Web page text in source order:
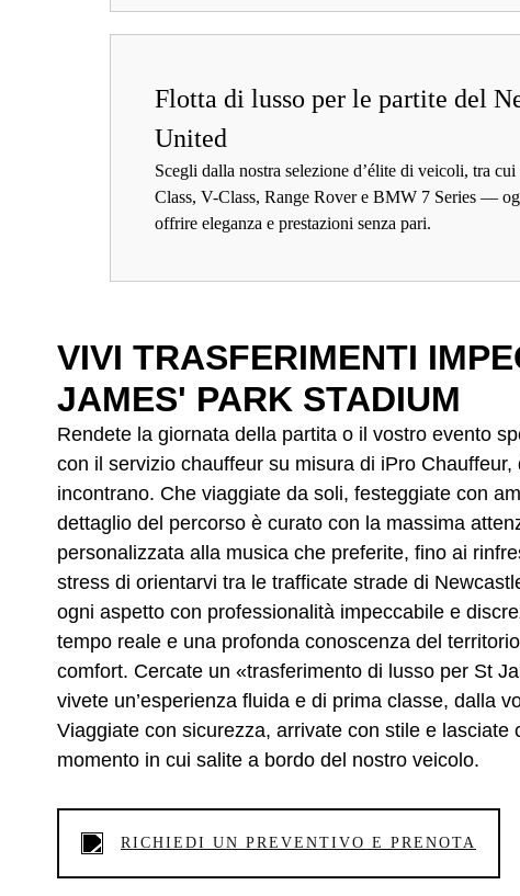
Flotta di lusso per le partite del
United
Scegli dalla nostra selezione d’élite di veicoli, tra
Class, V-Class, Range Rover e BMW 7 Series —
offrire eleganza e prestazioni senza pari.
VIVI TRASFERIMENTI
JAMES' PARK STADIUM
Rendete la giornata della partita o il vostro evento
con il servizio chauffeur su misura di iPro
incontrano. Che viaggiate da soli, festeggiate con
dettaglio del percorso è curato con la massima
personalizzata alla musica che preferite, fino ai
stress di orientarvi tra le trafficate strade di
ogni aspetto con professionalità impeccabile e
tempo reale e una profonda conoscenza del
comfort. Cercate un «trasferimento di lusso per St
vivete un’esperienza fluida e di prima classe, dalla
Viaggiate con sicurezza, arrivate con stile e lasciate
momento in cui salite a bordo del nostro veicolo.
RICHIEDI UN PREVENTIVO E PRENOTA